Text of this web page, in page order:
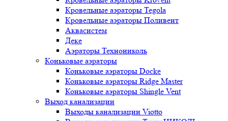
Кровельные аэраторы Tegola
Кровельные аэраторы Поливент
Аквасистем
Деке
Аэраторы Технониколь
Коньковые аэраторы
Коньковые аэраторы Docke
Коньковые аэраторы Ridge Master
Коньковые аэраторы Shingle Vent
Выход канализации
Выходы канализации Viotto